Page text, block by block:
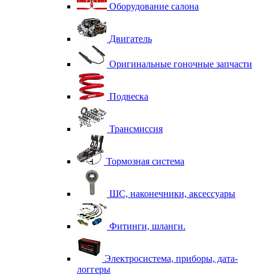
Оборудование салона
Двигатель
Оригинальные гоночные запчасти
Подвеска
Трансмиссия
Тормозная система
ШС, наконечники, аксессуары
Фитинги, шланги.
Электросистема, приборы, дата-
логгеры